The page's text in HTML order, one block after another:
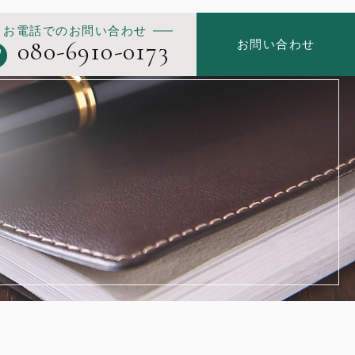
お電話でのお問い合わせ
080-6910-0173 お問い合わせ